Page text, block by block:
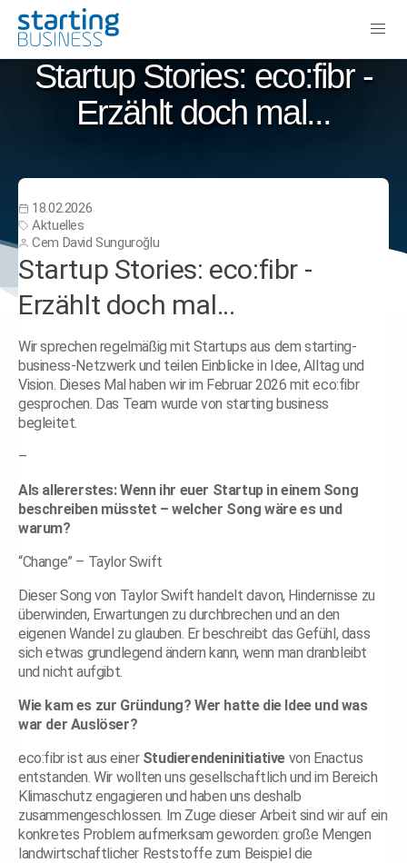
Startup Stories: eco:fibr -
Erzählt doch mal...
18.02.2026
Aktuelles
Cem David Sunguroğlu
Startup Stories: eco:fibr -
Erzählt doch mal...
Wir sprechen regelmäßig mit Startups aus dem starting-
business-Netzwerk und teilen Einblicke in Idee, Alltag und
Vision. Dieses Mal haben wir im Februar 2026 mit eco:fibr
gesprochen. Das Team wurde von starting business
begleitet.
–
Als allererstes: Wenn ihr euer Startup in einem Song
beschreiben müsstet – welcher Song wäre es und
warum?
“Change” – Taylor Swift
Dieser Song von Taylor Swift handelt davon, Hindernisse zu
überwinden, Erwartungen zu durchbrechen und an den
eigenen Wandel zu glauben. Er beschreibt das Gefühl, dass
sich etwas grundlegend ändern kann, wenn man dranbleibt
und nicht aufgibt.
Wie kam es zur Gründung? Wer hatte die Idee und was
war der Auslöser?
eco:fibr ist aus einer Studierendeninitiative von Enactus
entstanden. Wir wollten uns gesellschaftlich und im Bereich
Klimaschutz engagieren und haben uns deshalb
zusammengeschlossen. Im Zuge dieser Arbeit sind wir auf ein
konkretes Problem aufmerksam geworden: große Mengen
landwirtschaftlicher Reststoffe zum Beispiel die